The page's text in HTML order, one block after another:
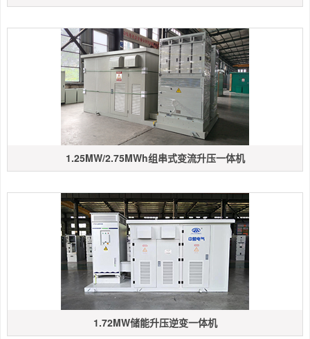
1.25MW/2.75MWh组串式变流升压一体机
1.72MW储能升压逆变一体机